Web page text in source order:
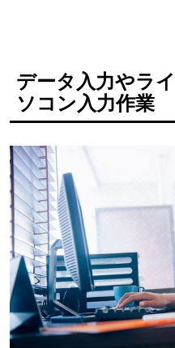
データ入力やラ
ソコン入力作業